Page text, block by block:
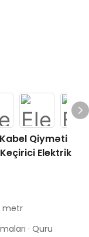
Qiyməti
Elektrik
metr
· Quru